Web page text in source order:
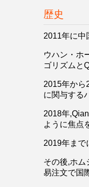
歴史
2011年に中
ウハン・ホ
ゴリズムと
2015年から
に関与する
2018年
ように焦点
2019年まで
その後,ホム
易注文で国